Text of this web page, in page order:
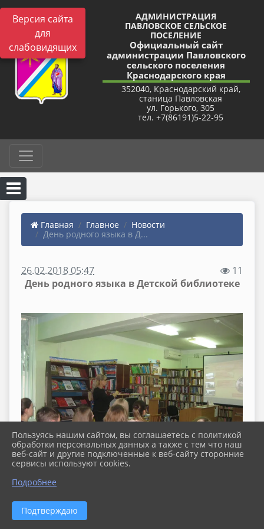
Версия сайта
для
слабовидящих
АДМИНИСТРАЦИЯ
ПАВЛОВСКОЕ СЕЛЬСКОЕ
ПОСЕЛЕНИЕ
Официальный сайт
администрации Павловского
сельского поселения
Краснодарского края
352040, Краснодарский край,
станица Павловская
ул. Горького, 305
тел. +7(86191)5-22-95
Главная Главное
Новости
День родного языка в Д...
26.02.2018 05:47
11
День родного языка в Детской библиотеке
Пользуясь нашим сайтом, вы соглашаетесь с политикой
обработки персональных данных а также с тем что наш
веб-сайт и другие подключенные к веб-сайту сторонние
сервисы используют cookies.
Подробнее
Подтверждаю